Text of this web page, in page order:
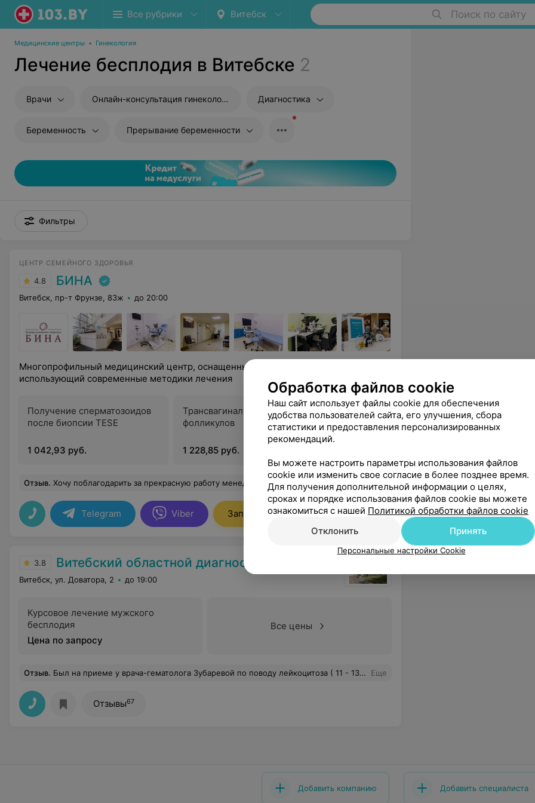
Все рубрики Витебск Поиск по сайту
Медицинские центры • Гинекология
Лечение бесплодия в Витебске 2
Врачи Онлайн-консультация гинеколога Диагностика
Беременность Прерывание беременности
Фильтры
ЦЕНТР СЕМЕЙНОГО ЗДОРОВЬЯ
4.8 БИНА
Витебск, пр-т Фрунзе, 83ж до 20:00
Многопрофильный медицинский центр, оснащенный новым оборудованием и
использующий современные методики лечения
Получение сперматозоидов
после биопсии TESE
1 042,93 руб.
Трансвагинальная пункция
фолликулов
1 228,85 руб.
Назначение протокола
стимуляции роста
эндометрия
донора
Отзыв. Хочу поблагодарить за прекрасную работу менеджера центра Анастасию, которая записала нас на консультацию к репродуктологу и объяснила все этапы на пути лечения бесплодия. Были приятно удивлены ее работой, так как не всегда встретишь такого грамотного и профессионального сотрудника. Уж поверьте, мне есть с чем сравнивать. Центру большая благодарность. Надеюсь благодаря вам у нас появится долгожданный малыш !!! Еще
Telegram Viber Записаться
3.8 Витебский областной диагностический центр
Витебск, ул. Доватора, 2 до 19:00
Курсовое лечение мужского
бесплодия
Цена по запросу
Все цены
Отзыв. Был на приеме у врача-гематолога Зубаревой по поводу лейкоцитоза ( 11 - 13 единиц ) На приеме все делу и ничего лишнего. Сдал анализы крови и т.п. + УЗИ брюшной полости, щитовидки + взяли "капельку крови" - стернальная пункция ( вроде так называется процедура ) .Очередей нигде больших небыло, все довольно шустро + обходительный приветливый персонал. Был первый раз в центре, вроде все понравилось. Ну и небольшой буфет, где можно перекусить. Рекомендую. Еще
Отзывы67
Добавить компанию Добавить специалиста
Обработка файлов cookie
Наш сайт использует файлы cookie для обеспечения
удобства пользователей сайта, его улучшения, сбора
статистики и предоставления персонализированных
рекомендаций.
Вы можете настроить параметры использования файлов
cookie или изменить свое согласие в более позднее время.
Для получения дополнительной информации о целях,
сроках и порядке использования файлов cookie вы можете
ознакомиться с нашей Политикой обработки файлов cookie
Отклонить
Принять
Персональные настройки Cookie